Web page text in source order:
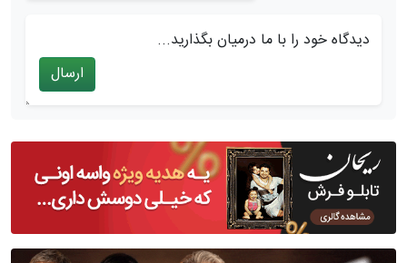
دیدگاه خود را با ما درمیان بگذارید...
ارسال